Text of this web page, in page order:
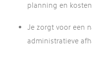
planning en
Je zorgt voor een
administratieve